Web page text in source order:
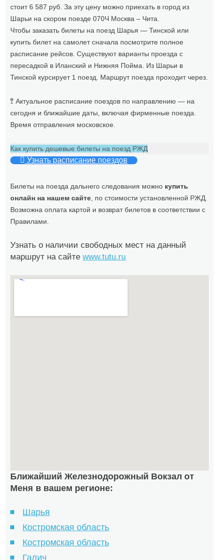
стоит 6 587 руб. За эту цену можно приехать в город из
Шарьи на скором поезде 070Ч Москва – Чита.
Чтобы заказать билеты на поезд Шарья — Тинской или
купить билет на самолет сначала посмотрите полное
расписание рейсов. Существуют варианты проезда с
пересадкой в Иланский и Нижняя Пойма. Из Шарьи в
Тинской курсирует 1 поезд. Маршрут поезда проходит через.
🚏 Актуальное расписание поездов по направлению — на
сегодня и ближайшие даты, включая фирменные поезда.
Время отправления московское.
Как купить дешевые билеты на поезд РЖД
Узнать расписание поездов
Билеты на поезда дальнего следования можно купить
онлайн на нашем сайте, по стоимости установленной РЖД.
Возможна оплата картой и возврат билетов в соответствии с
Правилами.
Узнать о наличии свободных мест на данный
маршрут на сайтеwww.tutu.ru
Ближайший Железнодорожный Вокзал от
Меня в вашем регионе:
Шарья
Костромская область
Костромская область
Галич